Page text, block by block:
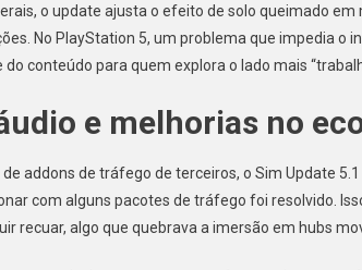
o update ajusta o efeito de solo queimado
No PlayStation 5, um problema que impedia o
conteúdo para quem explora o lado mais
e melhorias no
addons de tráfego de terceiros, o Sim Update
com alguns pacotes de tráfego foi resolvido.
recuar, algo que quebrava a imersão em hubs